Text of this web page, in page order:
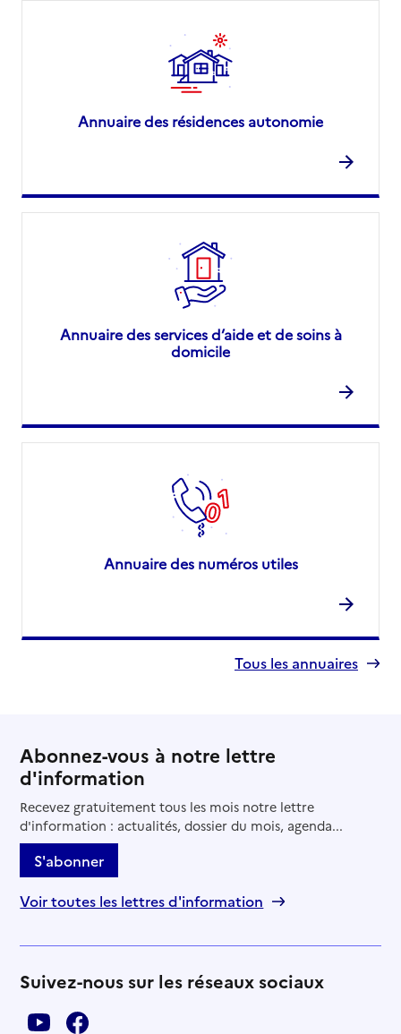
Annuaire des résidences autonomie
Annuaire des services d’aide et de soins à
domicile
Annuaire des numéros utiles
Tous les annuaires
Abonnez-vous à notre lettre
d'information
Recevez gratuitement tous les mois notre lettre
d'information : actualités, dossier du mois, agenda...
S'abonner
Voir toutes les lettres d'information
Suivez-nous sur les réseaux sociaux